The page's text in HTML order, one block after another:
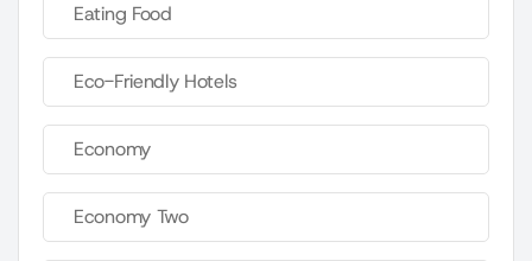
Eating Food
Eco-Friendly Hotels
Economy
Economy Two